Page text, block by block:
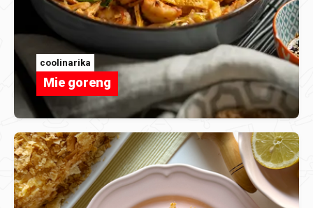
coolinarika
Mie goreng